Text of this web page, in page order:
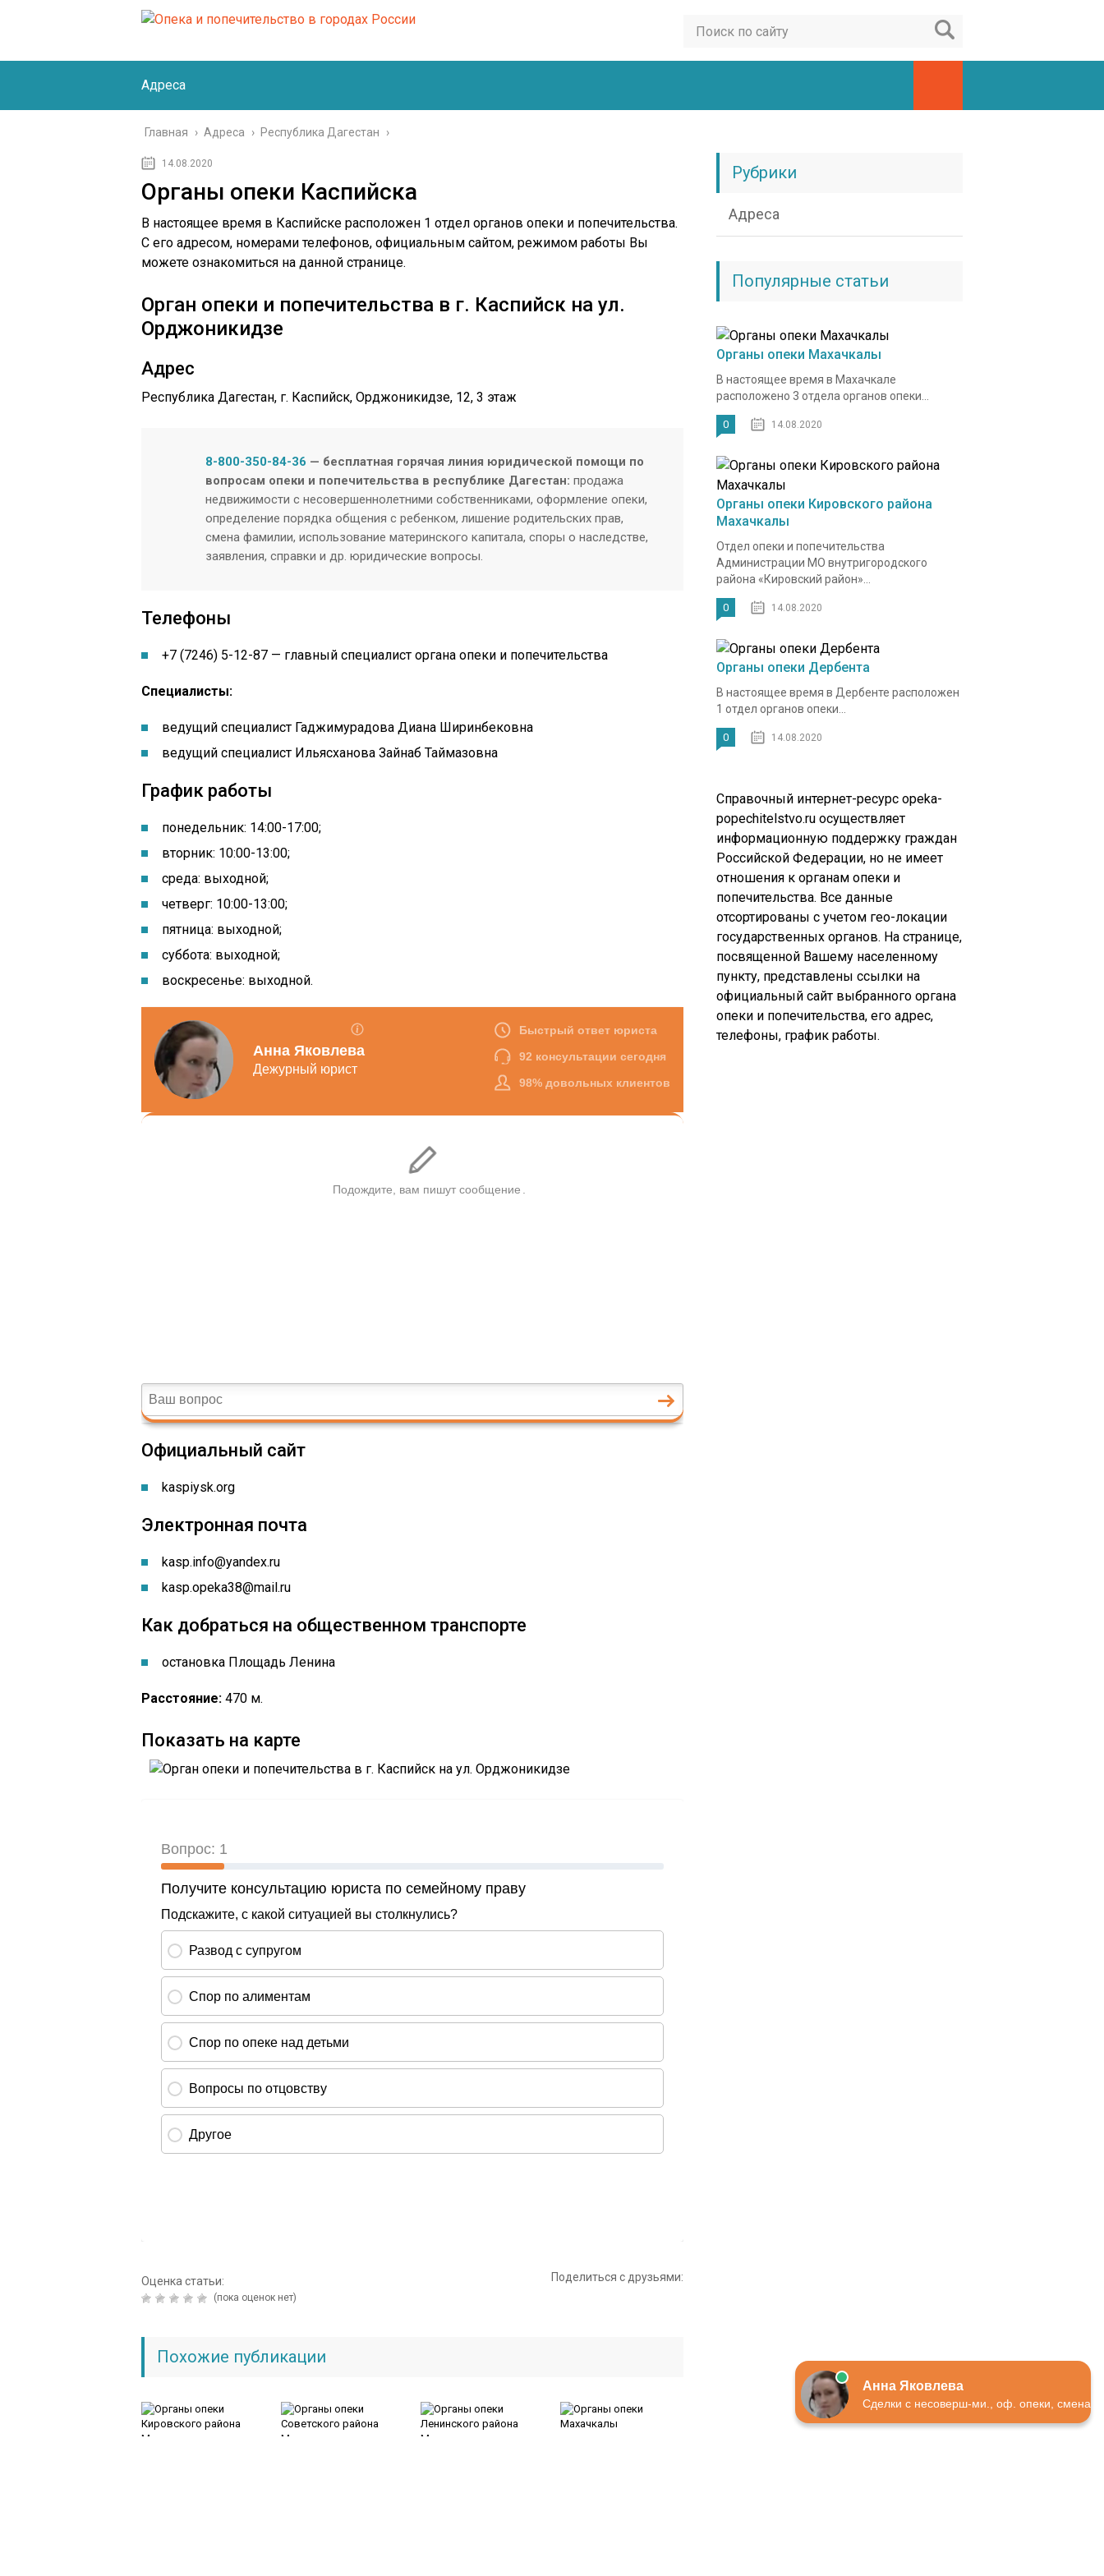
Адреса
Главная › Адреса › Республика Дагестан ›
14.08.2020
Органы опеки Каспийска
В настоящее время в Каспийске расположен 1 отдел органов опеки и попечительства.
С его адресом, номерами телефонов, официальным сайтом, режимом работы Вы
можете ознакомиться на данной странице.
Орган опеки и попечительства в г. Каспийск на ул.
Орджоникидзе
Адрес
Республика Дагестан, г. Каспийск, Орджоникидзе, 12, 3 этаж
8-800-350-84-36 — бесплатная горячая линия юридической помощи по
вопросам опеки и попечительства в республике Дагестан: продажа
недвижимости с несовершеннолетними собственниками, оформление опеки,
определение порядка общения с ребенком, лишение родительских прав,
смена фамилии, использование материнского капитала, споры о наследстве,
заявления, справки и др. юридические вопросы.
Телефоны
+7 (7246) 5-12-87 — главный специалист органа опеки и попечительства
Специалисты:
ведущий специалист Гаджимурадова Диана Ширинбековна
ведущий специалист Ильясханова Зайнаб Таймазовна
График работы
понедельник: 14:00-17:00;
вторник: 10:00-13:00;
среда: выходной;
четверг: 10:00-13:00;
пятница: выходной;
суббота: выходной;
воскресенье: выходной.
Официальный сайт
kaspiysk.org
Электронная почта
kasp.info@yandex.ru
kasp.opeka38@mail.ru
Как добраться на общественном транспорте
остановка Площадь Ленина
Расстояние: 470 м.
Показать на карте
Оценка статьи:
(пока оценок нет)
Поделиться с друзьями:
Похожие публикации
Рубрики
Адреса
Популярные статьи
Органы опеки Махачкалы
В настоящее время в Махачкале
расположено 3 отдела органов опеки...
0 14.08.2020
Органы опеки Кировского района
Махачкалы
Отдел опеки и попечительства
Администрации МО внутригородского
района «Кировский район»...
0 14.08.2020
Органы опеки Дербента
В настоящее время в Дербенте расположен
1 отдел органов опеки...
0 14.08.2020
Справочный интернет-ресурс opeka-
popechitelstvo.ru осуществляет
информационную поддержку граждан
Российской Федерации, но не имеет
отношения к органам опеки и
попечительства. Все данные
отсортированы с учетом гео-локации
государственных органов. На странице,
посвященной Вашему населенному
пункту, представлены ссылки на
официальный сайт выбранного органа
опеки и попечительства, его адрес,
телефоны, график работы.